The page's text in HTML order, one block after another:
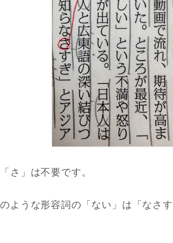
さ」は不要です。
ような形容詞の「ない」は「なさす